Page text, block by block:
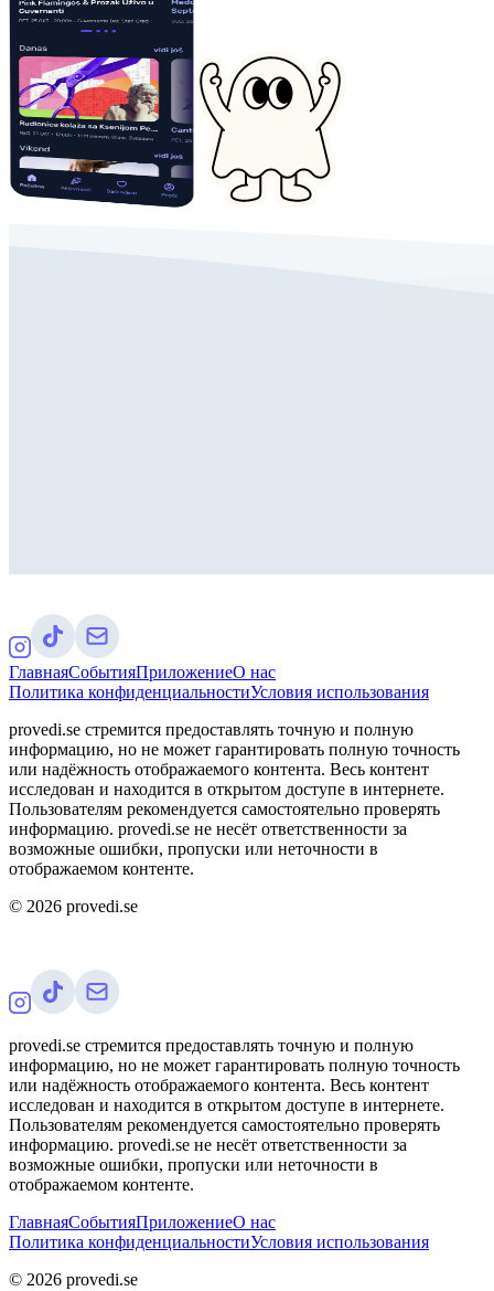
ГлавнаяСобытияПриложениеО нас
Политика конфиденциальностиУсловия использования
provedi.se стремится предоставлять точную и полную
информацию, но не может гарантировать полную точность
или надёжность отображаемого контента. Весь контент
исследован и находится в открытом доступе в интернете.
Пользователям рекомендуется самостоятельно проверять
информацию. provedi.se не несёт ответственности за
возможные ошибки, пропуски или неточности в
отображаемом контенте.
© 2026 provedi.se
provedi.se стремится предоставлять точную и полную
информацию, но не может гарантировать полную точность
или надёжность отображаемого контента. Весь контент
исследован и находится в открытом доступе в интернете.
Пользователям рекомендуется самостоятельно проверять
информацию. provedi.se не несёт ответственности за
возможные ошибки, пропуски или неточности в
отображаемом контенте.
ГлавнаяСобытияПриложениеО нас
Политика конфиденциальностиУсловия использования
© 2026 provedi.se